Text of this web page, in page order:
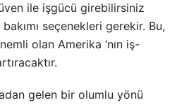
ile işgücü girebilirsiniz
seçenekleri gerekir. Bu,
olan Amerika ‘nın iş-
gelen bir olumlu yönü